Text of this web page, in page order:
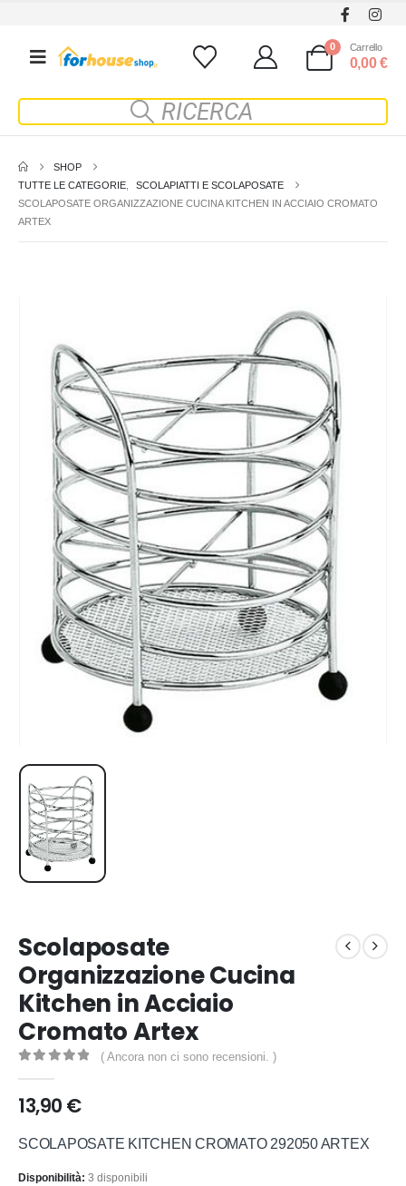
0 Carrello
0,00€
SHOP
TUTTE LE CATEGORIE
SCOLAPIATTI E SCOLAPOSATE
SCOLAPOSATE ORGANIZZAZIONE CUCINA KITCHEN IN ACCIAIO CROMATO
ARTEX
Scolaposate
Organizzazione Cucina
Kitchen in Acciaio
Cromato Artex
( Ancora non ci sono recensioni. )
13,90 €
SCOLAPOSATE KITCHEN CROMATO 292050 ARTEX
Disponibilità: 3 disponibili